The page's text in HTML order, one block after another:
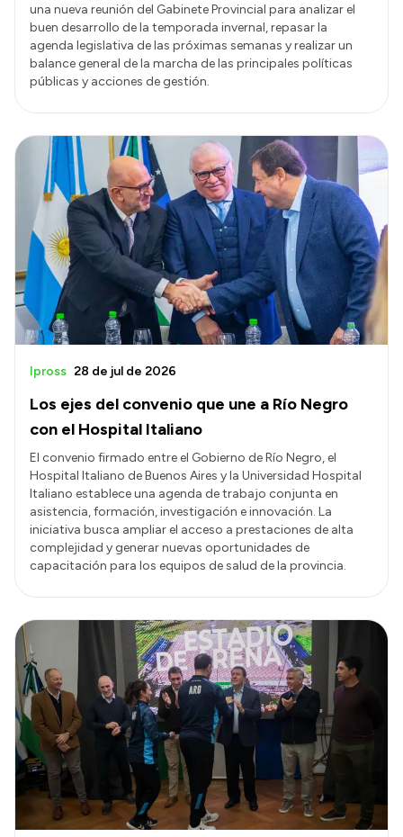
una nueva reunión del Gabinete Provincial para analizar el
buen desarrollo de la temporada invernal, repasar la
agenda legislativa de las próximas semanas y realizar un
balance general de la marcha de las principales políticas
públicas y acciones de gestión.
Los ejes del convenio que une a Río Negro
con el Hospital Italiano
Ipross 28 de jul de 2026
El convenio firmado entre el Gobierno de Río Negro, el
Hospital Italiano de Buenos Aires y la Universidad Hospital
Italiano establece una agenda de trabajo conjunta en
asistencia, formación, investigación e innovación. La
iniciativa busca ampliar el acceso a prestaciones de alta
complejidad y generar nuevas oportunidades de
capacitación para los equipos de salud de la provincia.